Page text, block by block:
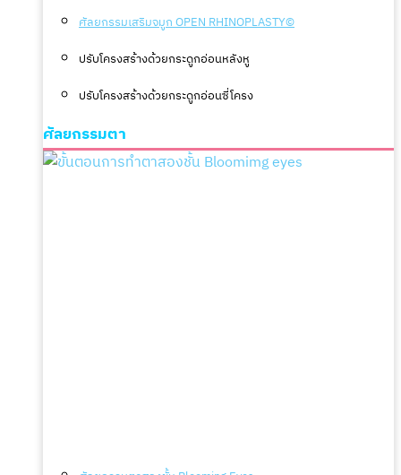
ศัลยกรรมเสริมจมูก OPEN RHINOPLASTY©
ปรับโครงสร้างด้วยกระดูกอ่อนหลังหู
ปรับโครงสร้างด้วยกระดูกอ่อนซี่โครง
ศัลยกรรมตา